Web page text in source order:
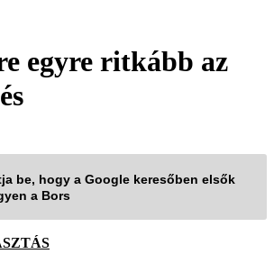
egyre ritkább az
be, hogy a Google keresőben elsők
a Bors